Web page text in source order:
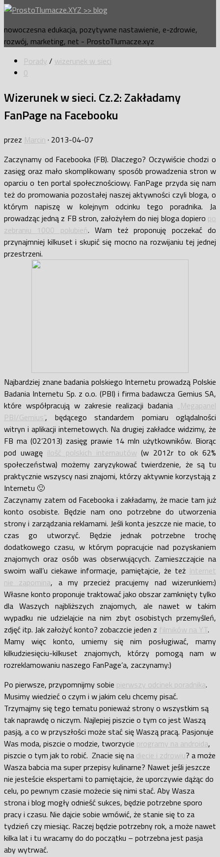
nowoczesna edukacja, pozytywne nastawienie, e-zdrowie,
rozwój, marketing, net - ProstoTlumacze.xyz
Porady / wizerunek w sieci
0
Wizerunek w sieci. Cz.2: Zakładamy
FanPage na Facebooku
przez Marcin · 2013-04-07
Zaczynamy od Facebooka (FB). Dlaczego? Oczywiście chodzi o
zasięg oraz mało skomplikowany sposób prowadzenia stron w
oparciu o ten portal społecznościowy. FanPage przyda się nam
też do promowania pozostałej naszej aktywności czyli bloga, o
którym napiszę w kolejnym odcinku tego poradnika. Ja
prowadząc jedną z FB stron, założyłem do niej bloga dopiero po
zebraniu 1000 polubień. Wam też proponuję poczekać do
przynajmniej kilkuset i skupić się mocno na rozwijaniu tej jednej
przestrzeni.
Najbardziej znane badania polskiego Internetu prowadzą Polskie
Badania Internetu Sp. z o.o. (PBI) i firma badawcza Gemius SA,
które współpracują w zakresie realizacji badania „Megapanel
PBI/Gemius”, będącego standardem pomiaru oglądalności
witryn i aplikacji internetowych. Na drugiej zakładce widzimy, że
FB ma (02’2013) zasięg prawie 14 mln użytkowników. Biorąc
pod uwagę ilość polskich internautów (w 2012r to ok 62%
społeczeństwa) możemy zaryzykować twierdzenie, że są tu
praktycznie wszyscy nasi znajomi, którzy aktywnie korzystają z
Internetu 🙂
Zaczynamy zatem od Facebooka i zakładamy, że macie tam już
konto osobiste. Będzie nam ono potrzebne do utworzenia
strony i zarządzania reklamami. Jeśli konta jeszcze nie macie, to
czas go utworzyć. Będzie jednak potrzebne trochę
dodatkowego czasu, w którym popracujcie nad pozyskaniem
znajomych oraz osób was obserwujących. Zamieszczajcie na
swoim wall’u ciekawe informacje, pamiętajcie, że też Internet
nie zapomina, a my przecież pracujemy nad wizerunkiem:)
Własne konto proponuje traktować jako obszar zamknięty tylko
dla Waszych najbliższych znajomych, ale nawet w takim
wypadku nie udzielajcie na nim zbyt osobistych przemyśleń,
zdjęć itp. Jak założyć konto? zobaczcie jeden z filmików na YT.
Mamy więc konto, umiemy się nim posługiwać, mamy
kilkudziesięciu-kilkuset znajomych, którzy pomogą nam w
rozreklamowaniu naszego FanPage’a, zaczynamy:)
Po pierwsze, przypomnijmy sobie pierwszy odcinek poradnika.
Musimy wiedzieć o czym i w jakim celu chcemy pisać.
Trzymajmy się tego tematu ponieważ strony o wszystkim są
tak naprawdę o niczym. Najlepiej piszcie o tym co jest Waszą
pasją, a co w przyszłości może stać się Waszą pracą. Pasjonuje
Was moda, piszcie o modzie, tworzycie programy na androida,
piszcie o tym jak to robić. Znacie się na diecie i zdrowiu? a może
Wasza babcia ma super przepisy kulinarne? Nawet jeśli jeszcze
nie jesteście ekspertami to pamiętajcie, że uporczywie dążąc do
celu, po pewnym czasie możecie się nimi stać. Aby Wasza
strona i blog mogły odnieść sukces, będzie potrzebne sporo
pracy i czasu. Nie dajcie sobie wmówić, że stanie się to za
tydzień czy miesiąc. Raczej będzie potrzebny rok, a może nawet
kilka lat i tu wracamy do do początku – potrzebna jest pasja
aby wytrwać.